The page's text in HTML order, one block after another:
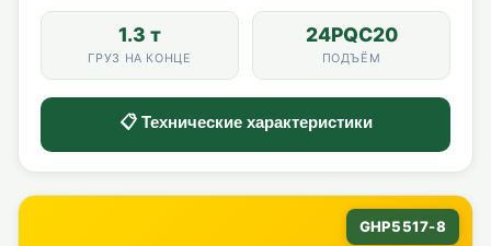
1.3 т
ГРУЗ НА КОНЦЕ
24PQC20
ПОДЪЁМ
📋 Технические характеристики
GHP5517-8